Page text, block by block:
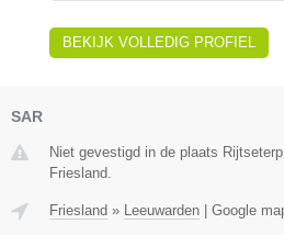
BEKIJK VOLLEDIG PROFIEL
SAR
Niet gevestigd in de plaats
Friesland.
Friesland » Leeuwarden Google